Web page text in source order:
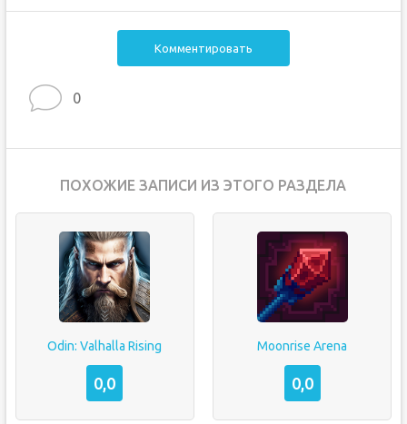
Комментировать
0
ПОХОЖИЕ ЗАПИСИ ИЗ ЭТОГО РАЗДЕЛА
Odin: Valhalla Rising
0,0
Moonrise Arena
0,0